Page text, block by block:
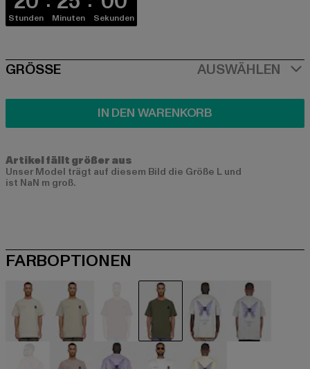
Stunden Minuten Sekunden
SIZE
GRÖSSE AUSWÄHLEN
IN DEN WARENKORB
Artikel fällt größer aus
Unser Model trägt auf diesem Bild die Größe L und
ist NaN m groß.
FARBOPTIONEN
beige braun grün grau